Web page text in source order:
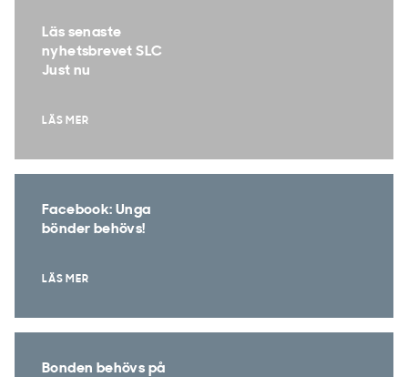
Läs senaste
nyhetsbrevet SLC
Just nu
LÄS MER
Facebook: Unga
bönder behövs!
LÄS MER
Bonden behövs på